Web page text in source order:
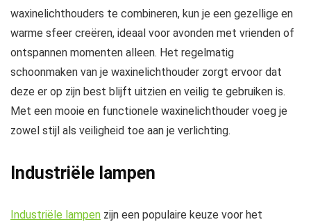
waxinelichthouders te combineren, kun je een gezellige en
warme sfeer creëren, ideaal voor avonden met vrienden of
ontspannen momenten alleen. Het regelmatig
schoonmaken van je waxinelichthouder zorgt ervoor dat
deze er op zijn best blijft uitzien en veilig te gebruiken is.
Met een mooie en functionele waxinelichthouder voeg je
zowel stijl als veiligheid toe aan je verlichting.
Industriële lampen
Industriële lampen zijn een populaire keuze voor het